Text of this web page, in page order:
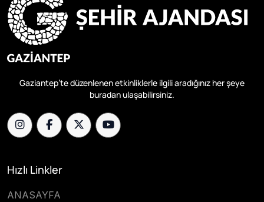
Gaziantep’te düzenlenen etkinliklerle ilgili aradığınız her şeye
buradan ulaşabilirsiniz.
Hızlı Linkler
ANASAYFA